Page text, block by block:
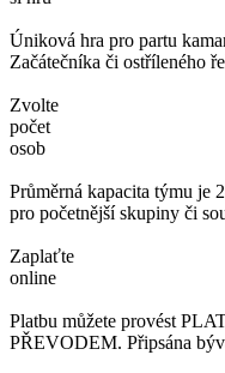
Úniková hra pro partu
Začátečníka či ostříleného
Zvolte
počet
osob
Průměrná kapacita týmu je
pro početnější skupiny či
Zaplaťte
online
Platbu můžete provést
PŘEVODEM. Připsána